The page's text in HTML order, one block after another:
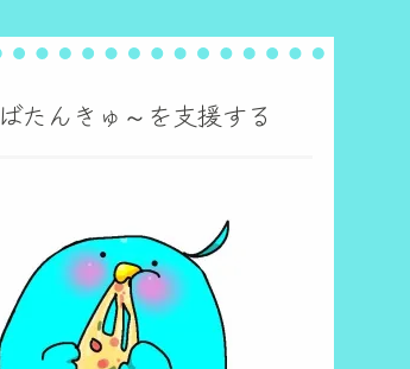
ばたんきゅ～を支援する